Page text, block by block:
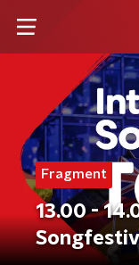
Fragment
13.00 -